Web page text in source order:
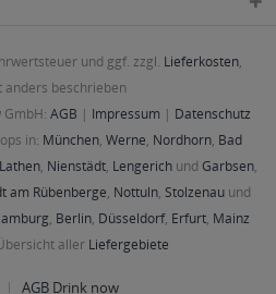
und ggf. zzgl. Lieferkosten,
anders beschrieben
AGB | Impressum | Datenschutz
in: München, Werne, Nordhorn, Bad
Lathen, Nienstädt, Lengerichund Garbsen,
am Rübenberge, Nottuln, Stolzenau und
, Berlin, Düsseldorf, Erfurt, Mainz
aller Liefergebiete
AGB Drink now